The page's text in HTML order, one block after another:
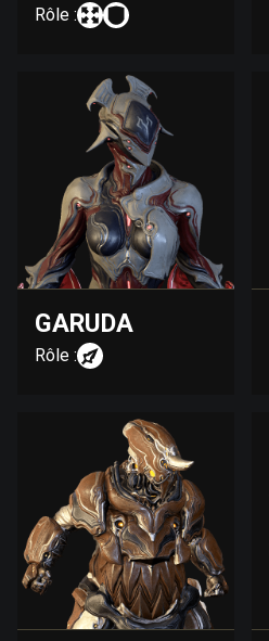
Rôle :
GARUDA
Rôle :